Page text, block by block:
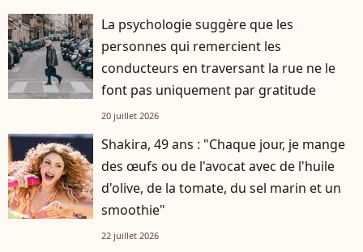
La psychologie suggère que les
personnes qui remercient les
conducteurs en traversant la rue ne le
font pas uniquement par gratitude
20 juillet 2026
Shakira, 49 ans : "Chaque jour, je mange
des œufs ou de l'avocat avec de l'huile
d'olive, de la tomate, du sel marin et un
smoothie"
22 juillet 2026